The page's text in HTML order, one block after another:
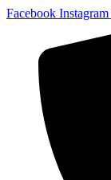
Facebook Instagram